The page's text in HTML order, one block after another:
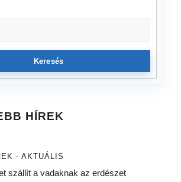
Keresés
HÍREK
- AKTUÁLIS
szállít a vadaknak az erdészet